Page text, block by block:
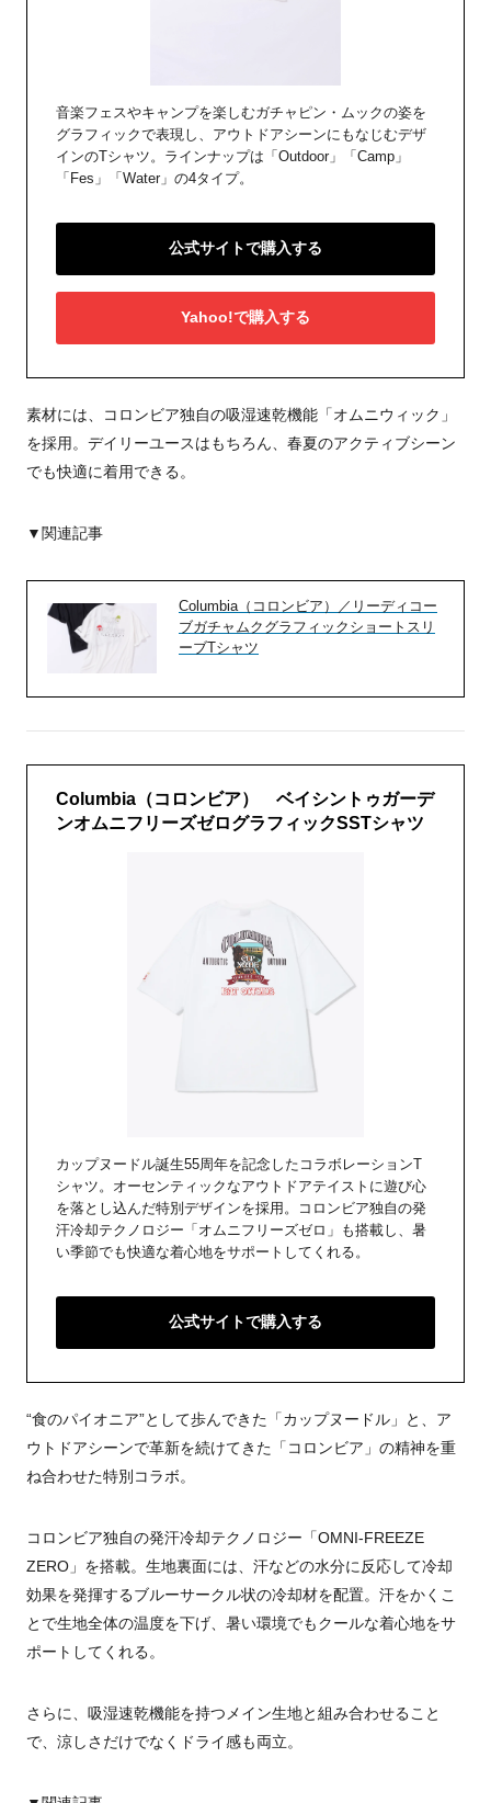
音楽フェスやキャンプを楽しむガチャピン・ムックの姿を
グラフィックで表現し、アウトドアシーンにもなじむデザ
インのTシャツ。ラインナップは「Outdoor」「Camp」
「Fes」「Water」の4タイプ。
公式サイトで購入する
Yahoo!で購入する
素材には、コロンビア独自の吸湿速乾機能「オムニウィック」
を採用。デイリーユースはもちろん、春夏のアクティブシーン
でも快適に着用できる。
▼関連記事
Columbia（コロンビア）／リーディコー
ブガチャムクグラフィックショートスリ
ーブTシャツ
Columbia（コロンビア） ベイシントゥガーデ
ンオムニフリーズゼログラフィックSSTシャツ
カップヌードル誕生55周年を記念したコラボレーションT
シャツ。オーセンティックなアウトドアテイストに遊び心
を落とし込んだ特別デザインを採用。コロンビア独自の発
汗冷却テクノロジー「オムニフリーズゼロ」も搭載し、暑
い季節でも快適な着心地をサポートしてくれる。
公式サイトで購入する
“食のパイオニア”として歩んできた「カップヌードル」と、ア
ウトドアシーンで革新を続けてきた「コロンビア」の精神を重
ね合わせた特別コラボ。
コロンビア独自の発汗冷却テクノロジー「OMNI-FREEZE
ZERO」を搭載。生地裏面には、汗などの水分に反応して冷却
効果を発揮するブルーサークル状の冷却材を配置。汗をかくこ
とで生地全体の温度を下げ、暑い環境でもクールな着心地をサ
ポートしてくれる。
さらに、吸湿速乾機能を持つメイン生地と組み合わせること
で、涼しさだけでなくドライ感も両立。